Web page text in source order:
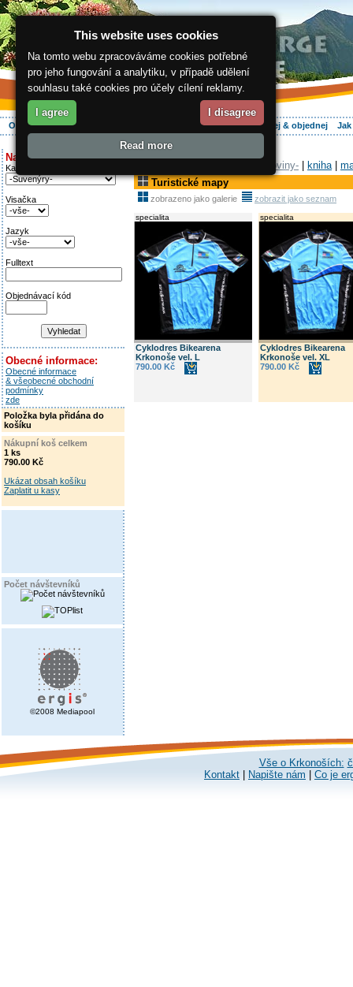
O regionu Aktivně Ubytování Hledej & objednej
Najděte si:
Kategorie
Visačka
Jazyk
Fulltext
Objednávací kód
Obecné informace:
Obecné informace
& všeobecné obchodní
podmínky
zde
Položka byla přidána do
košíku
Nákupní koš celkem
1 ks
790.00 Kč
Ukázat obsah košíku
Zaplatit u kasy
Počet návštevníků
©2008 Mediapool
ergis.cz>
Tiskoviny- | kniha |
Turistické mapy
zobrazeno jako galerie zobrazit jako seznam
specialita
Cyklodres Bikearena
Krkonoše vel. L
790.00 Kč
specialita
Cyklodres Bikearena
Krkonoše vel. XL
790.00 Kč
Vše o Krkonoších:
Kontakt
Napište nám Co je
This website uses cookies
Na tomto webu zpracováváme cookies potřebné
pro jeho fungování a analytiku, v případě udělení
souhlasu také cookies pro účely cílení reklamy.
I agree I disagree
Read more